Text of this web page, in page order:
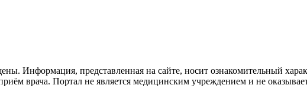
Информация, представленная на сайте, носит ознакомительный
врача. Портал не является медицинским учреждением и не